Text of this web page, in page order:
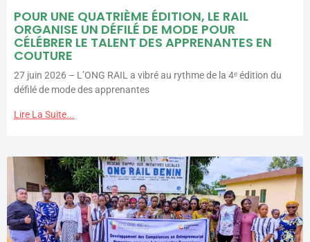
POUR UNE QUATRIÈME ÉDITION, LE RAIL
ORGANISE UN DÉFILÉ DE MODE POUR
CÉLÉBRER LE TALENT DES APPRENANTES EN
COUTURE
27 juin 2026 – L’ONG RAIL a vibré au rythme de la 4ᵉ édition du
défilé de mode des apprenantes
Lire La Suite...